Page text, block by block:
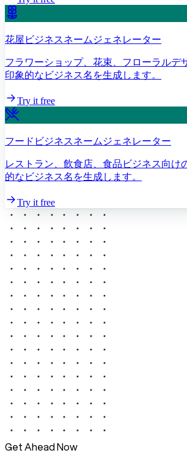
花屋ビジネスネームジェネレーター
フラワーショップ、花束、フローラルデ
印象的なビジネス名を生成します。
Try it free
フードビジネスネームジェネレーター
レストラン、飲食店、食品ビジネス向け
的なビジネス名を生成します。
Try it free
Get Ahead Now